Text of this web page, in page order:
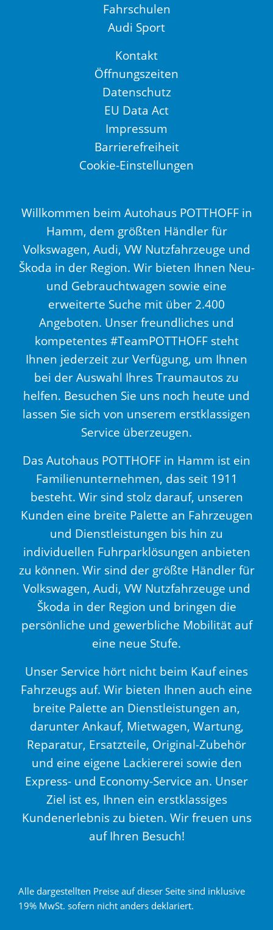
Fahrschulen
Audi Sport
Kontakt
Öffnungszeiten
Datenschutz
EU Data Act
Impressum
Barrierefreiheit
Cookie-Einstellungen
Willkommen beim Autohaus POTTHOFF in
Hamm, dem größten Händler für
Volkswagen, Audi, VW Nutzfahrzeuge und
Škoda in der Region. Wir bieten Ihnen Neu-
und Gebrauchtwagen sowie eine
erweiterte Suche mit über 2.400
Angeboten. Unser freundliches und
kompetentes #TeamPOTTHOFF steht
Ihnen jederzeit zur Verfügung, um Ihnen
bei der Auswahl Ihres Traumautos zu
helfen. Besuchen Sie uns noch heute und
lassen Sie sich von unserem erstklassigen
Service überzeugen.
Das Autohaus POTTHOFF in Hamm ist ein
Familienunternehmen, das seit 1911
besteht. Wir sind stolz darauf, unseren
Kunden eine breite Palette an Fahrzeugen
und Dienstleistungen bis hin zu
individuellen Fuhrparklösungen anbieten
zu können. Wir sind der größte Händler für
Volkswagen, Audi, VW Nutzfahrzeuge und
Škoda in der Region und bringen die
persönliche und gewerbliche Mobilität auf
eine neue Stufe.
Unser Service hört nicht beim Kauf eines
Fahrzeugs auf. Wir bieten Ihnen auch eine
breite Palette an Dienstleistungen an,
darunter Ankauf, Mietwagen, Wartung,
Reparatur, Ersatzteile, Original-Zubehör
und eine eigene Lackiererei sowie den
Express- und Economy-Service an. Unser
Ziel ist es, Ihnen ein erstklassiges
Kundenerlebnis zu bieten. Wir freuen uns
auf Ihren Besuch!
Alle dargestellten Preise auf dieser Seite sind inklusive
19% MwSt. sofern nicht anders deklariert.